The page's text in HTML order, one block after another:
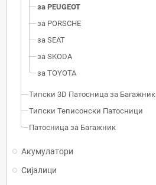
за PEUGEOT
за PORSCHE
за SEAT
за SKODA
за TOYOTA
Типски 3D Патосница за Багажник
Типски Теписонски Патосници
Патосница за Багажник
Акумулатори
Сијалици